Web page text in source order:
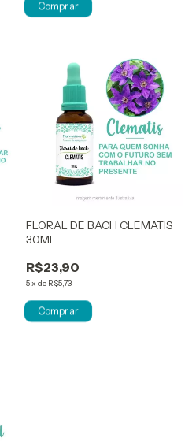
FLORAL DE BACH CLEMATIS
30ML
R$23,90
5x de R$5,73